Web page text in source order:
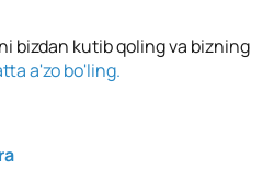
bizdan kutib qoling va bizning
a'zo bo'ling.